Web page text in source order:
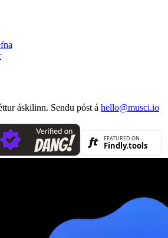
áskilinn. Sendu póst á hello@musci.io